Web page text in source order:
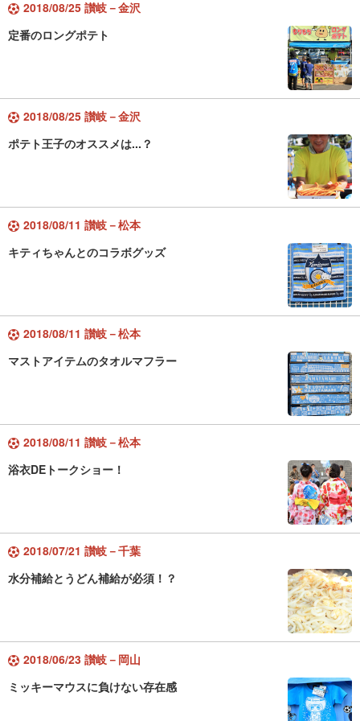
2018/08/25 讃岐－金沢
定番のロングポテト
2018/08/25 讃岐－金沢
ポテト王子のオススメは...？
2018/08/11 讃岐－松本
キティちゃんとのコラボグッズ
2018/08/11 讃岐－松本
マストアイテムのタオルマフラー
2018/08/11 讃岐－松本
浴衣DEトークショー！
2018/07/21 讃岐－千葉
水分補給とうどん補給が必須！？
2018/06/23 讃岐－岡山
ミッキーマウスに負けない存在感